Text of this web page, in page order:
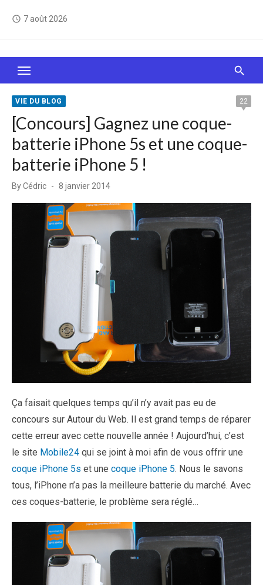
access_time 7 août 2026
Le Web, c'est comme une boîte de chocolats… On
sait jamais sur quoi on va tomber !
VIE DU BLOG 22
[Concours] Gagnez une coque-
batterie iPhone 5s et une coque-
batterie iPhone 5 !
ByCédric
Posted
8 janvier 2014
Ça faisait quelques temps qu’il n’y avait pas eu de
concours sur Autour du Web. Il est grand temps de réparer
cette erreur avec cette nouvelle année ! Aujourd’hui, c’est
le site Mobile24 qui se joint à moi afin de vous offrir une
coque iPhone 5s et une coque iPhone 5. Nous le savons
tous, l’iPhone n’a pas la meilleure batterie du marché. Avec
ces coques-batterie, le problème sera réglé…